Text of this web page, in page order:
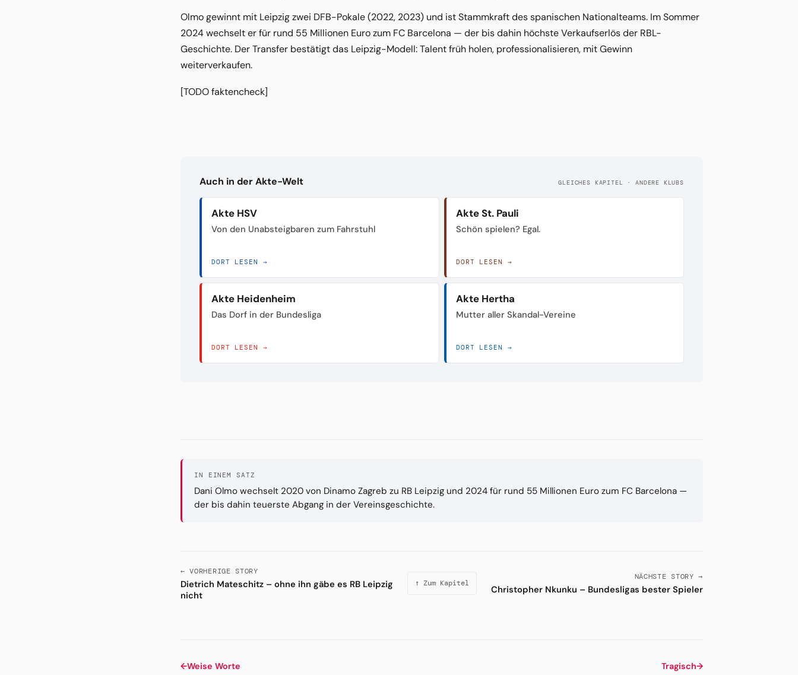
Olmo gewinnt mit Leipzig zwei DFB-Pokale (2022, 2023) und ist Stammkraft des spanischen Nationalteams. Im Sommer
2024 wechselt er für rund 55 Millionen Euro zum FC Barcelona — der bis dahin höchste Verkaufserlös der RBL-
Geschichte. Der Transfer bestätigt das Leipzig-Modell: Talent früh holen, professionalisieren, mit Gewinn
weiterverkaufen.
[TODO faktencheck]
Auch in der Akte-Welt GLEICHES KAPITEL · ANDERE KLUBS
Akte HSV
Von den Unabsteigbaren zum Fahrstuhl
DORT LESEN →
Akte St. Pauli
Schön spielen? Egal.
DORT LESEN →
Akte Heidenheim
Das Dorf in der Bundesliga
DORT LESEN →
Akte Hertha
Mutter aller Skandal-Vereine
DORT LESEN →
IN EINEM SATZ
Dani Olmo wechselt 2020 von Dinamo Zagreb zu RB Leipzig und 2024 für rund 55 Millionen Euro zum FC Barcelona —
der bis dahin teuerste Abgang in der Vereinsgeschichte.
← VORHERIGE STORY
Dietrich Mateschitz – ohne ihn gäbe es RB Leipzig
nicht
↑ Zum Kapitel
NÄCHSTE STORY →
Christopher Nkunku – Bundesligas bester Spieler
←Weise Worte Tragisch→